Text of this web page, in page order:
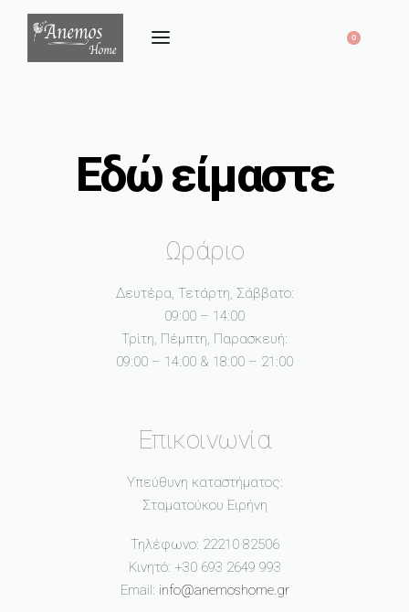
0
Εδώ είμαστε
Ωράριο
Δευτέρα, Τετάρτη, Σάββατο:
09:00 – 14:00
Τρίτη, Πέμπτη, Παρασκευή:
09:00 – 14:00 & 18:00 – 21:00
Επικοινωνία
Υπεύθυνη καταστήματος:
Σταματούκου Ειρήνη
Τηλέφωνο: 22210 82506
Κινητό: +30 693 2649 993
Email: info@anemoshome.gr